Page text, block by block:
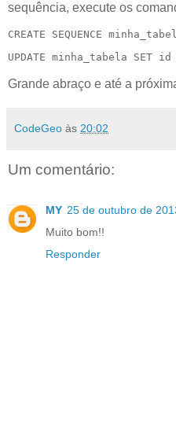
sequência, execute os
CREATE SEQUENCE
UPDATE minha_tabela
Grande abraço e até a
CodeGeo às 20:02
Um comentário:
MY 25 de outubro de
Muito bom!!
Responder